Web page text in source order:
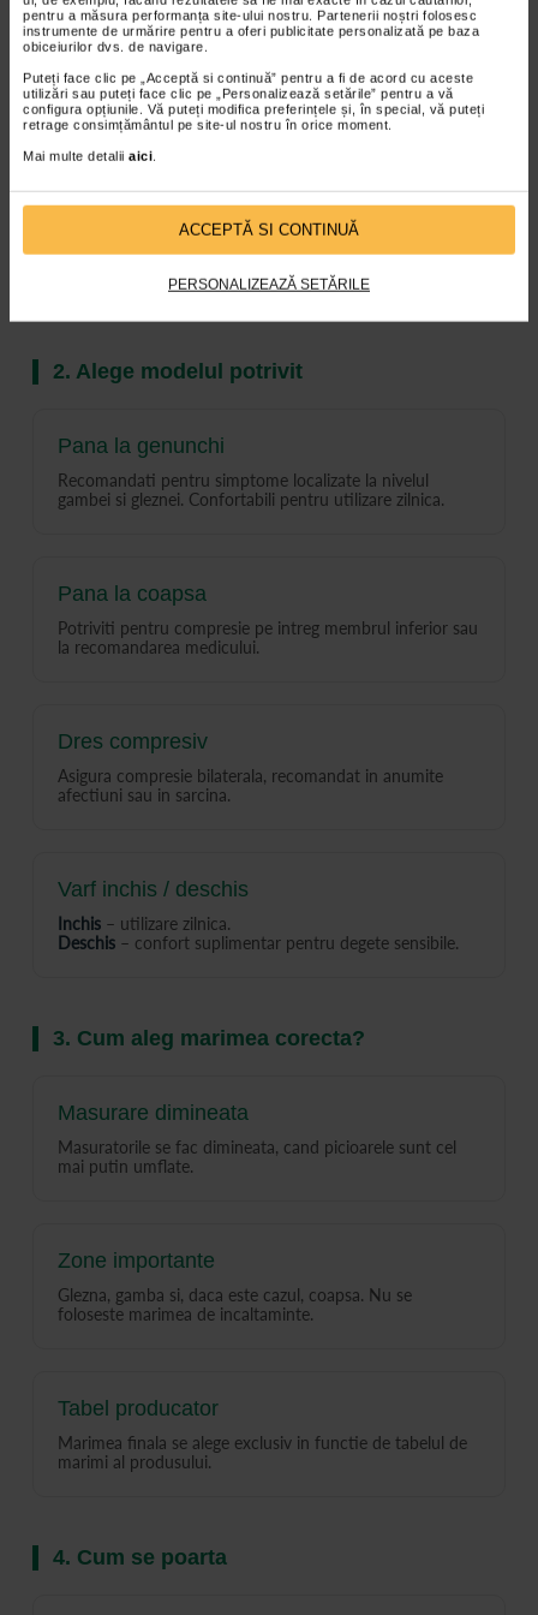
pentru a măsura performanța site-ului nostru. Partenerii noștri folosesc
instrumente de urmărire pentru a oferi publicitate personalizată pe baza
obiceiurilor dvs. de navigare.
Puteți face clic pe „Acceptă si continuă” pentru a fi de acord cu aceste
utilizări sau puteți face clic pe „Personalizează setările” pentru a vă
configura opțiunile. Vă puteți modifica preferințele și, în special, vă puteți
retrage consimțământul pe site-ul nostru în orice moment.
Mai multe detalii aici.
ACCEPTĂ SI CONTINUĂ
PERSONALIZEAZĂ SETĂRILE
Clasa I
recomandarea specialistului.
puternica
Clasa II
Afectiuni venoase mai avansate,
tratament compresiv recomandat de
medic.
Important
Daca nu ai mai folosit ciorapi compresivi sau ai
simptome importante, solicita sfatul medicului inainte de
2. Alege modelul potrivit
Pana la genunchi
Recomandati pentru simptome localizate la nivelul
gambei si gleznei. Confortabili pentru utilizare zilnica.
Pana la coapsa
Potriviti pentru compresie pe intreg membrul inferior sau
la recomandarea medicului.
Dres compresiv
Asigura compresie bilaterala, recomandat in anumite
afectiuni sau in sarcina.
Varf inchis / deschis
Inchis – utilizare zilnica.
Deschis – confort suplimentar pentru degete sensibile.
3. Cum aleg marimea corecta?
Masurare dimineata
Masuratorile se fac dimineata, cand picioarele sunt cel
mai putin umflate.
Zone importante
Glezna, gamba si, daca este cazul, coapsa. Nu se
foloseste marimea de incaltaminte.
Tabel producator
Marimea finala se alege exclusiv in functie de tabelul de
marimi al produsului.
4. Cum se poarta